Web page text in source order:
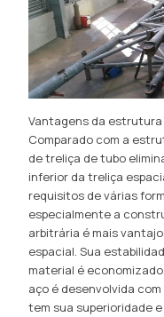
Vantagens da
Comparado com a
de treliça de tubo
inferior da treliça
requisitos de várias
especialmente a
arbitrária é mais
espacial. Sua
material é
aço é desenvolvida
tem sua superioridade